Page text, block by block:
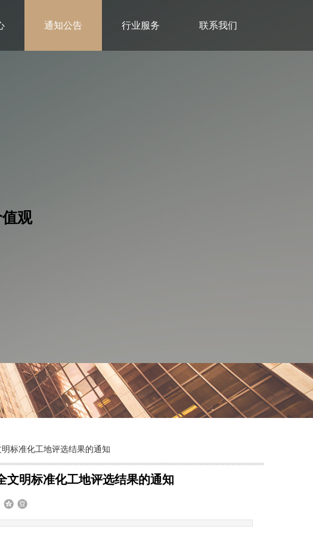
通知公告 行业服务 联系我们
合会
观
标准化工地评选结果的通知
文明标准化工地评选结果的通知